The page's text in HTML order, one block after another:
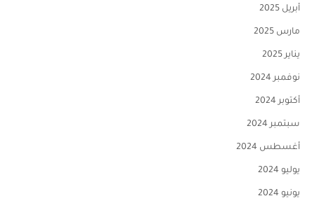
أبريل 2025
مارس 2025
يناير 2025
نوفمبر 2024
أكتوبر 2024
سبتمبر 2024
أغسطس 2024
يوليو 2024
يونيو 2024